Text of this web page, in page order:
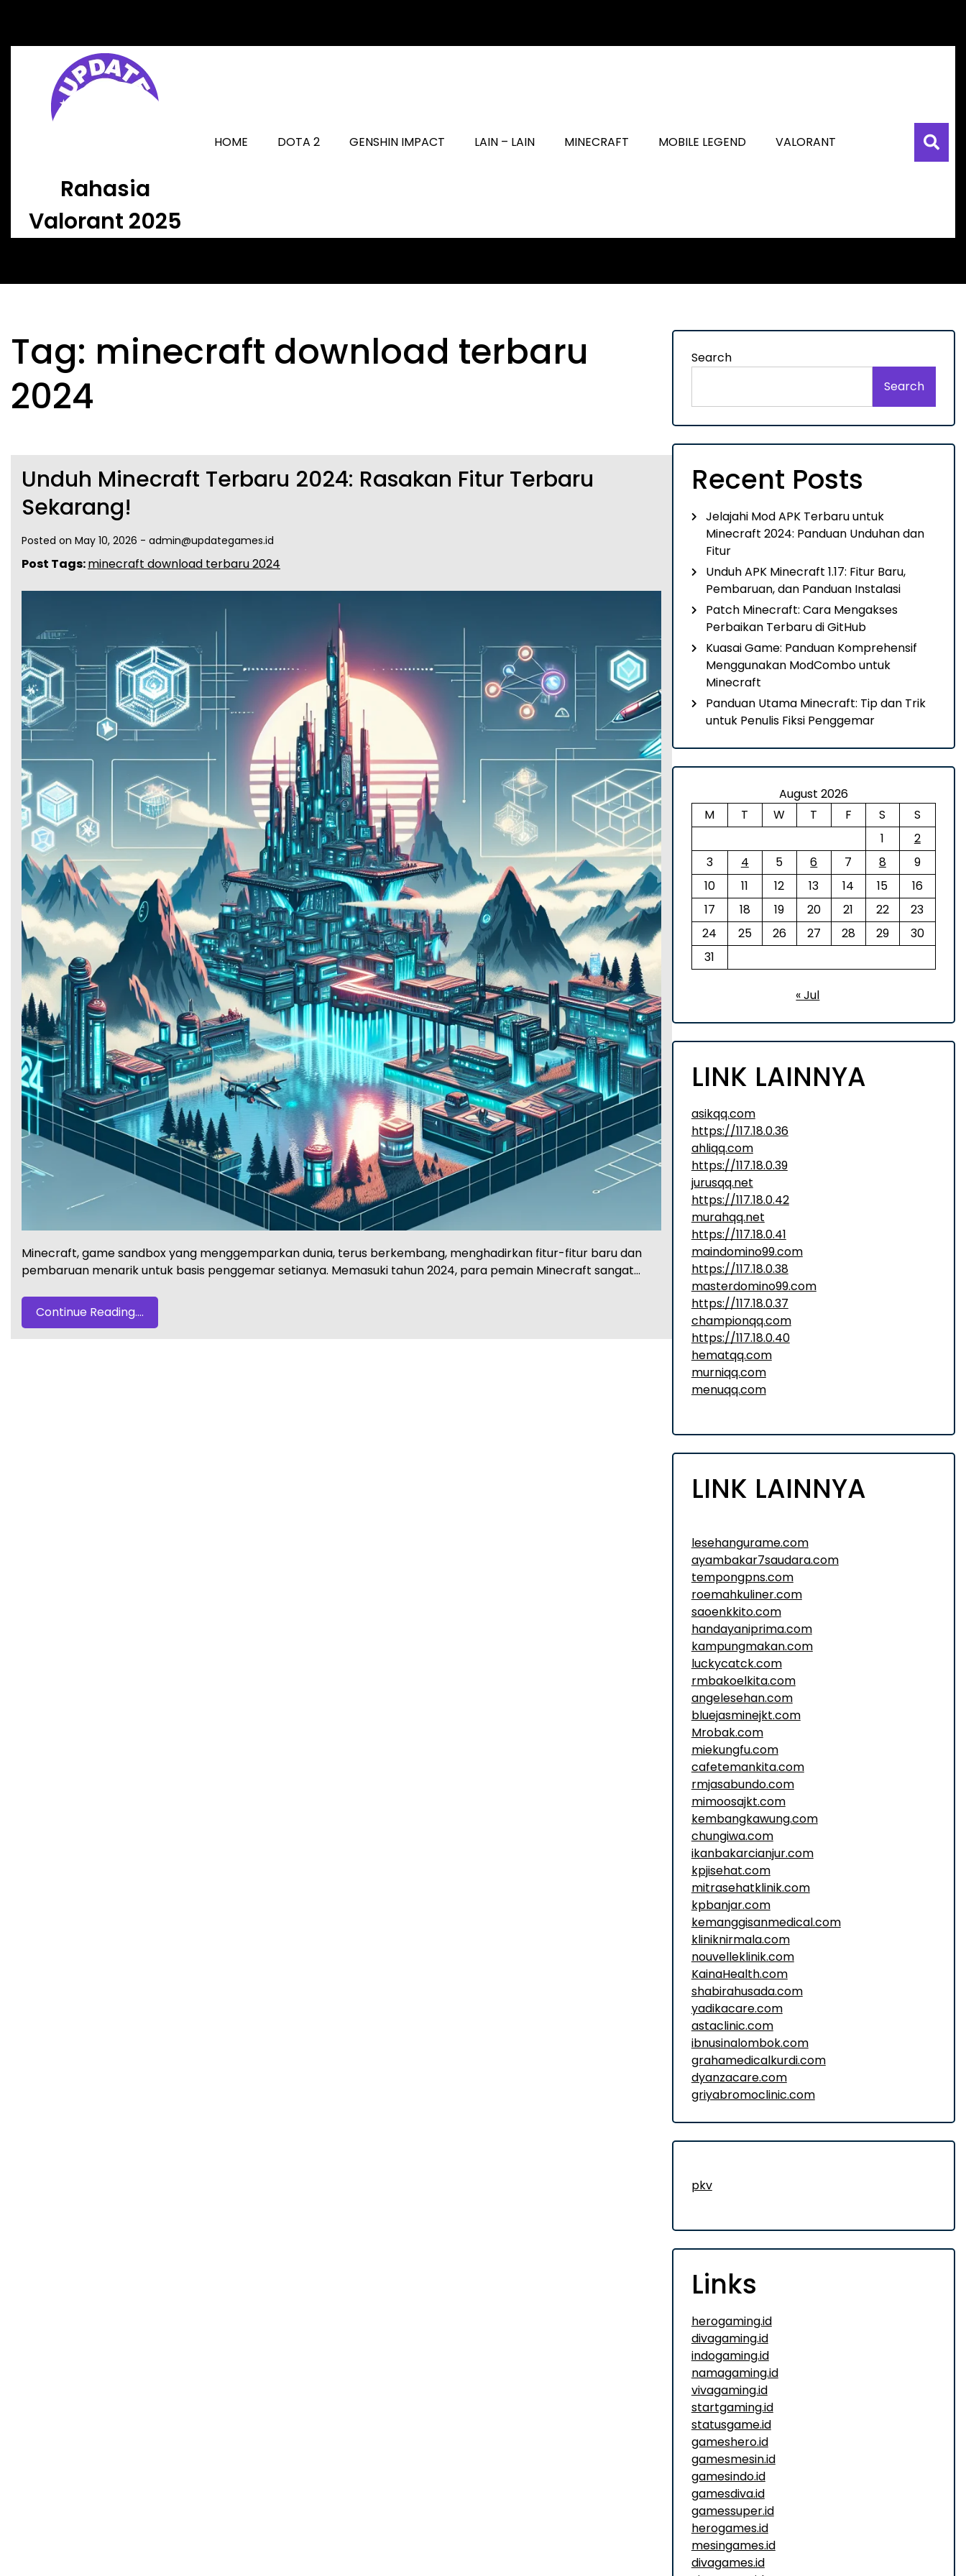
content
Rahasia
Valorant 2025
HOME DOTA 2 GENSHIN IMPACT LAIN – LAIN MINECRAFT MOBILE LEGEND VALORANT
Tag: minecraft download terbaru
2024
Unduh Minecraft Terbaru 2024: Rasakan Fitur Terbaru
Sekarang!
Posted on May 10, 2026 - admin@updategames.id
Post Tags:minecraft download terbaru 2024
Minecraft, game sandbox yang menggemparkan dunia, terus berkembang, menghadirkan fitur-fitur baru dan
pembaruan menarik untuk basis penggemar setianya. Memasuki tahun 2024, para pemain Minecraft sangat…
Continue Reading....
Search
Search
Recent Posts
Jelajahi Mod APK Terbaru untuk
Minecraft 2024: Panduan Unduhan dan
Fitur
Unduh APK Minecraft 1.17: Fitur Baru,
Pembaruan, dan Panduan Instalasi
Patch Minecraft: Cara Mengakses
Perbaikan Terbaru di GitHub
Kuasai Game: Panduan Komprehensif
Menggunakan ModCombo untuk
Minecraft
Panduan Utama Minecraft: Tip dan Trik
untuk Penulis Fiksi Penggemar
August 2026
M
T W T F S
S
1
2
3
4 5 6 7 8
9
10
11 12 13 14 15
16
17
18 19 20 21 22
23
24
25 26 27 28 29
30
31
« Jul
LINK LAINNYA
asikqq.com
https://117.18.0.36
ahliqq.com
https://117.18.0.39
jurusqq.net
https://117.18.0.42
murahqq.net
https://117.18.0.41
maindomino99.com
https://117.18.0.38
masterdomino99.com
https://117.18.0.37
championqq.com
https://117.18.0.40
hematqq.com
murniqq.com
menuqq.com
LINK LAINNYA
lesehangurame.com
ayambakar7saudara.com
tempongpns.com
roemahkuliner.com
saoenkkito.com
handayaniprima.com
kampungmakan.com
luckycatck.com
rmbakoelkita.com
angelesehan.com
bluejasminejkt.com
Mrobak.com
miekungfu.com
cafetemankita.com
rmjasabundo.com
mimoosajkt.com
kembangkawung.com
chungiwa.com
ikanbakarcianjur.com
kpjisehat.com
mitrasehatklinik.com
kpbanjar.com
kemanggisanmedical.com
kliniknirmala.com
nouvelleklinik.com
KainaHealth.com
shabirahusada.com
yadikacare.com
astaclinic.com
ibnusinalombok.com
grahamedicalkurdi.com
dyanzacare.com
griyabromoclinic.com
pkv
Links
herogaming.id
divagaming.id
indogaming.id
namagaming.id
vivagaming.id
startgaming.id
statusgame.id
gameshero.id
gamesmesin.id
gamesindo.id
gamesdiva.id
gamessuper.id
herogames.id
mesingames.id
divagames.id